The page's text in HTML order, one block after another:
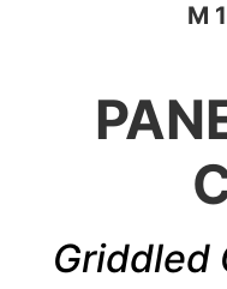
M
Griddled